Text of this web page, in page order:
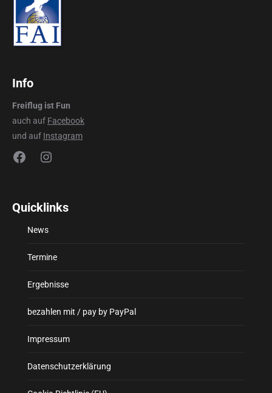
Info
Freiflug ist Fun
auch auf Facebook
und auf Instagram
FacebookInstagram
Quicklinks
News
Termine
Ergebnisse
bezahlen mit / pay by PayPal
Impressum
Datenschutzerklärung